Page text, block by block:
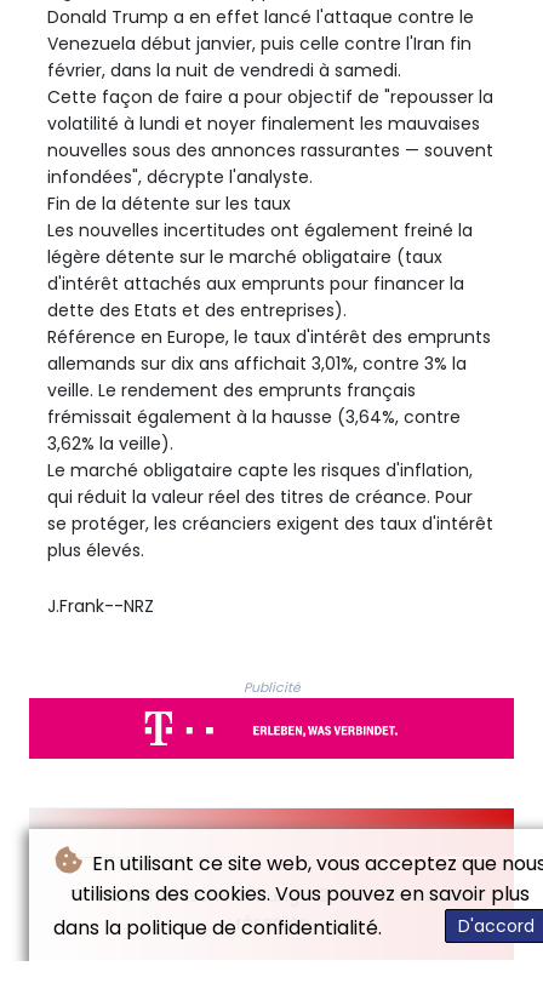
En utilisant ce site web, vous acceptez que
utilisions des cookies. Vous pouvez en savoir plus
dans la politique de confidentialité.
D'accord
Donald Trump a en effet lancé l'attaque contre le
Venezuela début janvier, puis celle contre l'Iran fin
février, dans la nuit de vendredi à samedi.
Cette façon de faire a pour objectif de "repousser la
volatilité à lundi et noyer finalement les mauvaises
nouvelles sous des annonces rassurantes — souvent
infondées", décrypte l'analyste.
Fin de la détente sur les taux
Les nouvelles incertitudes ont également freiné la
légère détente sur le marché obligataire (taux
d'intérêt attachés aux emprunts pour financer la
dette des Etats et des entreprises).
Référence en Europe, le taux d'intérêt des emprunts
allemands sur dix ans affichait 3,01%, contre 3% la
veille. Le rendement des emprunts français
frémissait également à la hausse (3,64%, contre
3,62% la veille).
Le marché obligataire capte les risques d'inflation,
qui réduit la valeur réel des titres de créance. Pour
se protéger, les créanciers exigent des taux d'intérêt
plus élevés.
J.Frank--NRZ
Publicité
© Neue Rheinische Zeitung - 2026 - Tous droits
réservés